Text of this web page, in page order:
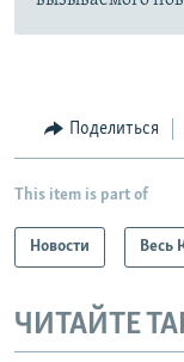
Поделиться
This item is part of
Новости Весь
ЧИТАЙТЕ